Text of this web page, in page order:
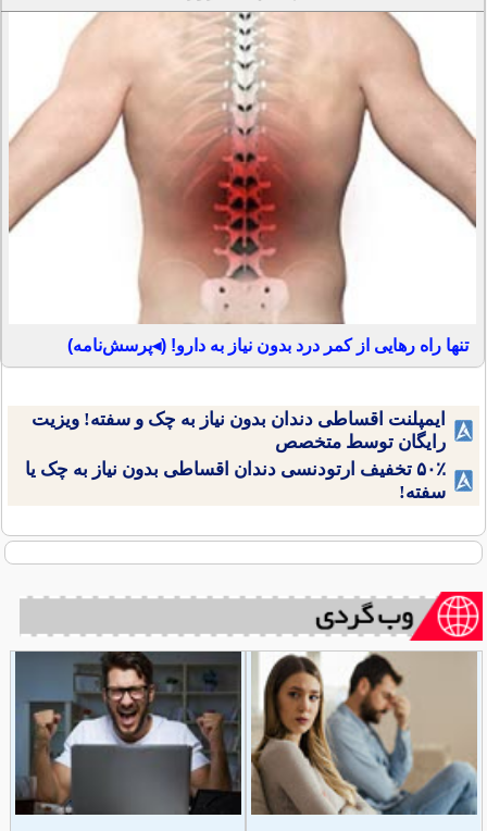
تنها راه رهایی از کمر درد بدون نیاز به دارو! (◂پرسش‌نامه)
ایمپلنت اقساطی دندان بدون نیاز به چک و سفته! ویزیت
رایگان توسط متخصص
۵۰٪ تخفیف ارتودنسی دندان اقساطی بدون نیاز به چک یا
سفته!